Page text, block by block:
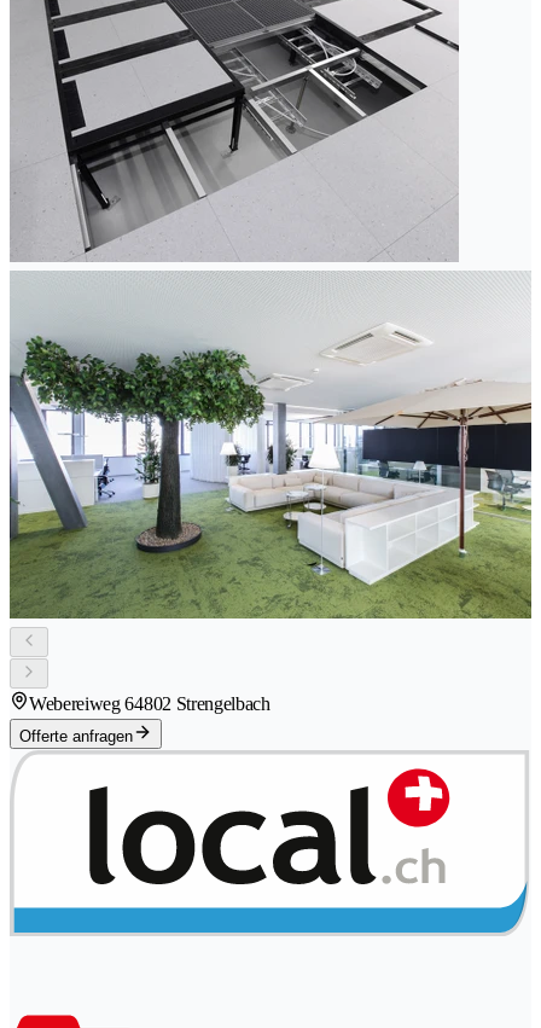
Webereiweg 64802 Strengelbach
Offerte anfragen